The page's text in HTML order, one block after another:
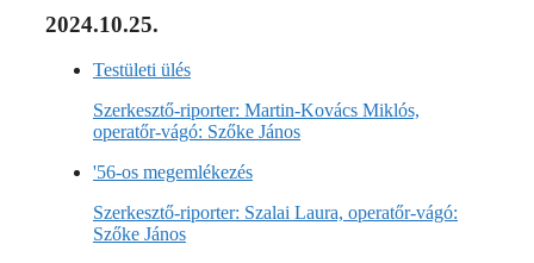
2024.10.25.
Testületi ülés
Szerkesztő-riporter: Martin-Kovács Miklós,
operatőr-vágó: Szőke János
'56-os megemlékezés
Szerkesztő-riporter: Szalai Laura, operatőr-vágó:
Szőke János